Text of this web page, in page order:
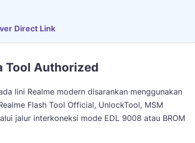
Direct Link
Tool Authorized
lini Realme modern disarankan menggunakan
Flash Tool Official, UnlockTool, MSM
jalur interkoneksi mode EDL 9008 atau BROM